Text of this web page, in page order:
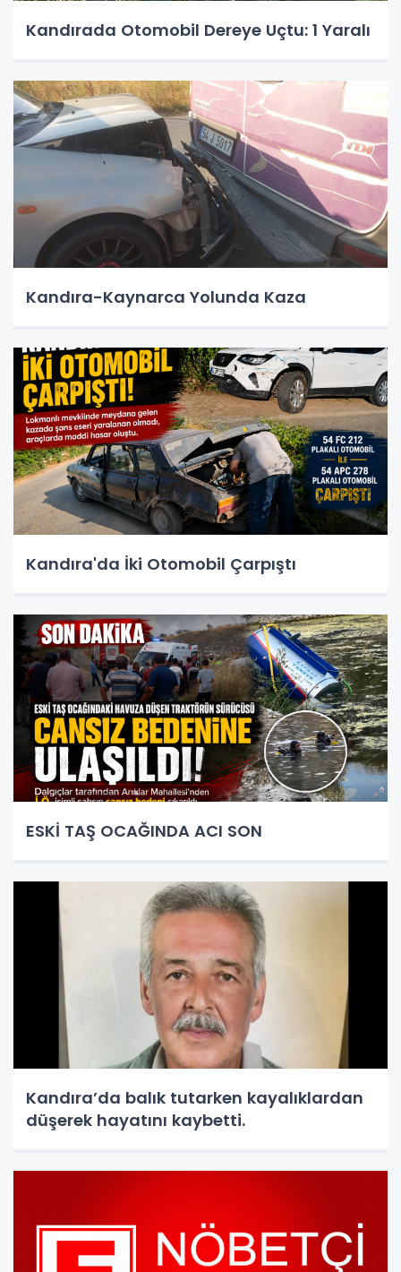
Kandırada Otomobil Dereye Uçtu: 1 Yaralı
Kandıra-Kaynarca Yolunda Kaza
Kandıra'da İki Otomobil Çarpıştı
ESKİ TAŞ OCAĞINDA ACI SON
Kandıra’da balık tutarken kayalıklardan
düşerek hayatını kaybetti.